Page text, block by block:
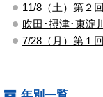
11/8（土）第２
吹田･摂津･東淀
7/28（月）第１